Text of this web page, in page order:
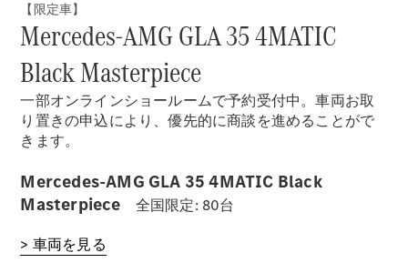
【限定車】
Mercedes-AMG GLA 35 4MATIC
Black Masterpiece
一部オンラインショールームで予約受付中。車両お取
り置きの申込により、優先的に商談を進めることがで
きます。
Mercedes-AMG GLA 35 4MATIC Black
Masterpiece 全国限定: 80台
> 車両を見る